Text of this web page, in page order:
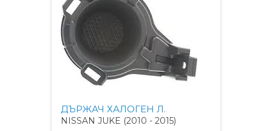
ДЪРЖАЧ ХАЛОГЕН Л.
NISSAN JUKE (2010 - 2015)